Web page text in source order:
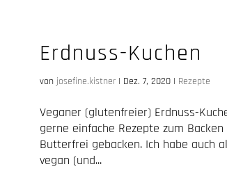
Erdnuss-Kuchen
von josefine.kistner| Dez. 7, 2020| Rezepte
Veganer (glutenfreier) Erdnuss-
gerne einfache Rezepte zum
Butterfrei gebacken. Ich habe auch
vegan (und...